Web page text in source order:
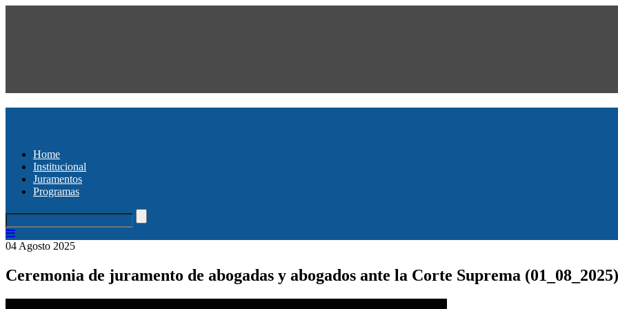
Home
Institucional
Juramentos
Programas
04 Agosto 2025
Ceremonia de juramento de abogadas y abogados ante la Corte Suprema (01_08_2025)